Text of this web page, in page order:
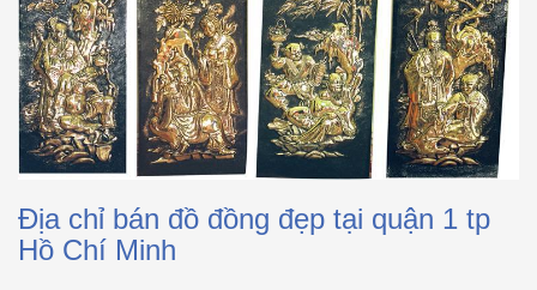
Địa chỉ bán đồ đồng đẹp tại quận 1 tp
Hồ Chí Minh